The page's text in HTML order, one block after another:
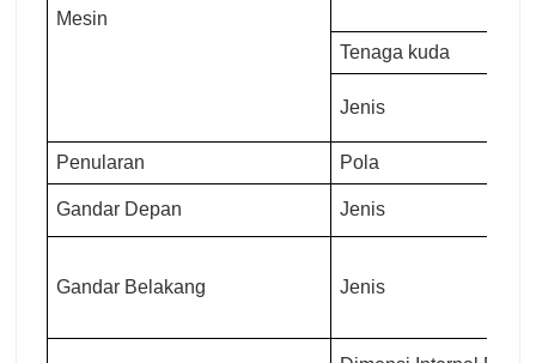
Mesin
Tenaga kuda
Jenis
Penularan Pola
Gandar Depan Jenis
Gandar Belakang Jenis